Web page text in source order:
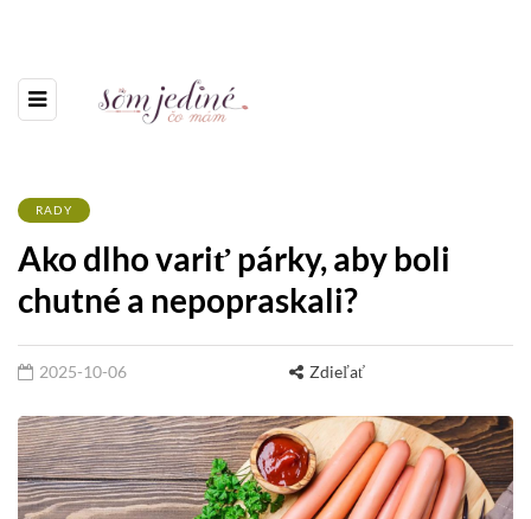
RADY
Ako dlho variť párky, aby boli
chutné a nepopraskali?
2025-10-06 Zdieľať